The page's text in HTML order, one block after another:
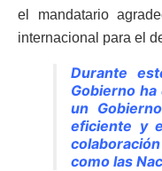
el mandatario
internacional para el
Durante
Gobierno
un
eficiente y
como las